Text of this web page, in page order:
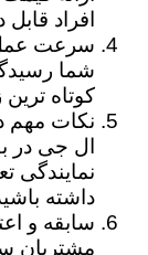
افراد
سرعت عمل
شما
کوتاه
نکات مهم
ال جی در
نمایندگی
داشته
سابقه و
مشتریان